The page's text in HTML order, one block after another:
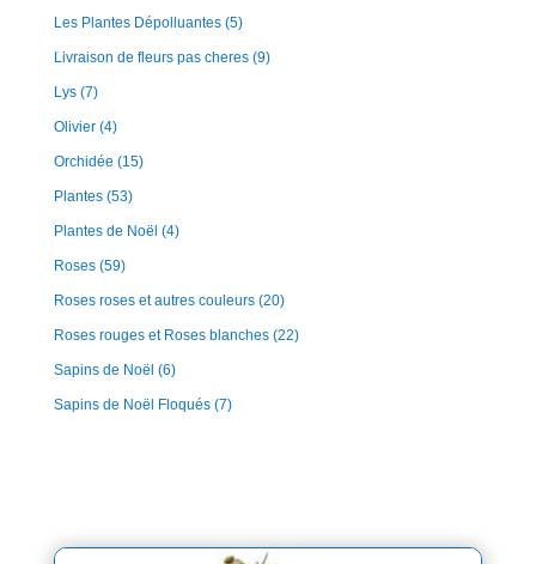
Les Plantes Dépolluantes (5)
Livraison de fleurs pas cheres (9)
Lys (7)
Olivier (4)
Orchidée (15)
Plantes (53)
Plantes de Noël (4)
Roses (59)
Roses roses et autres couleurs (20)
Roses rouges et Roses blanches (22)
Sapins de Noël (6)
Sapins de Noël Floqués (7)